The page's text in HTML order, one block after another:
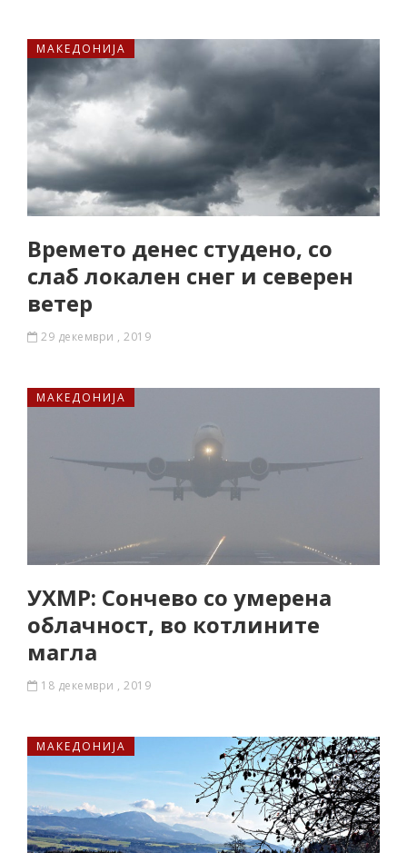
МАКЕДОНИЈА
Времето денес студено, со
слаб локален снег и северен
ветер
29 декември , 2019
МАКЕДОНИЈА
УХМР: Сончево со умерена
облачност, во котлините
магла
18 декември , 2019
МАКЕДОНИЈА